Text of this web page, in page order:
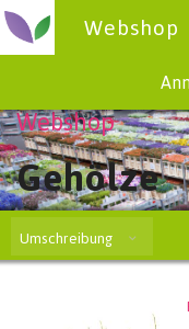
Webshop
Webshop
Gehölze
Umschreibung